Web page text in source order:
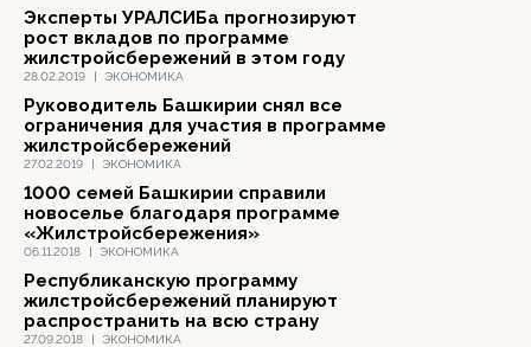
28.02.2019 | ЭКОНОМИКА
Эксперты УРАЛСИБа прогнозируют
рост вкладов по программе
жилстройсбережений в этом году
27.02.2019 | ЭКОНОМИКА
Руководитель Башкирии снял все
ограничения для участия в программе
жилстройсбережений
06.11.2018 | ЭКОНОМИКА
1000 семей Башкирии справили
новоселье благодаря программе
«Жилстройсбережения»
27.09.2018 | ЭКОНОМИКА
Республиканскую программу
жилстройсбережений планируют
распространить на всю страну